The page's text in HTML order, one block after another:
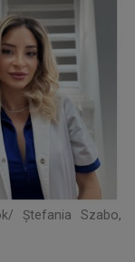
Ștefania Szabo,